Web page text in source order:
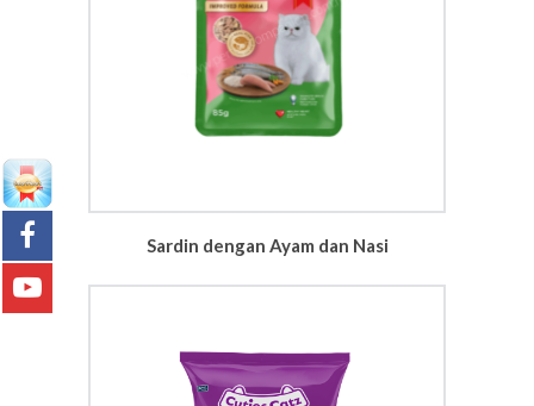
Sardin dengan Ayam dan Nasi